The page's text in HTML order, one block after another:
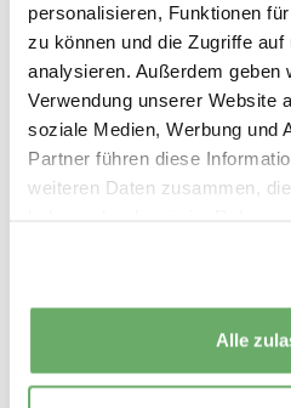
personalisieren, Funktionen
zu können und die Zugriffe
analysieren. Außerdem geben
Verwendung unserer Website
soziale Medien, Werbung und
Partner führen diese
weiteren Daten zusammen,
Alle
4
ERSTELLUNGSJAHR
1970
GESCHIRRSPÜLER
Ja